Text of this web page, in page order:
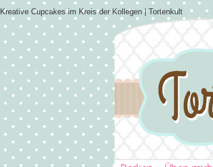
Kreative Cupcakes im Kreis der Kollegen | Tortenkult